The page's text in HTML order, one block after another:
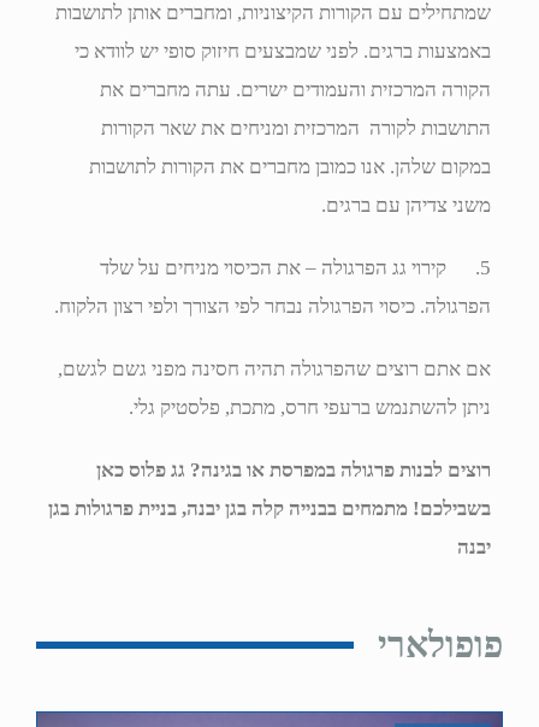
שמתחילים עם הקורות הקיצוניות, ומחברים אותן לתושבות
באמצעות ברגים. לפני שמבצעים חיזוק סופי יש לוודא כי
הקורה המרכזית והעמודים ישרים. עתה מחברים את
התושבות לקורה המרכזית ומניחים את שאר הקורות
במקום שלהן. אנו כמובן מחברים את הקורות לתושבות
משני צדיהן עם ברגים.
5. קירוי גג הפרגולה – את הכיסוי מניחים על שלד
הפרגולה. כיסוי הפרגולה נבחר לפי הצורך ולפי רצון הלקוח.
אם אתם רוצים שהפרגולה תהיה חסינה מפני גשם לגשם,
ניתן להשתנמש ברעפי חרס, מתכת, פלסטיק גלי.
רוצים לבנות פרגולה במפרסת או בגינה? גג פלוס כאן
בשבילכם! מתמחים בבנייה קלה בגן יבנה, בניית פרגולות בגן
יבנה
פופולארי